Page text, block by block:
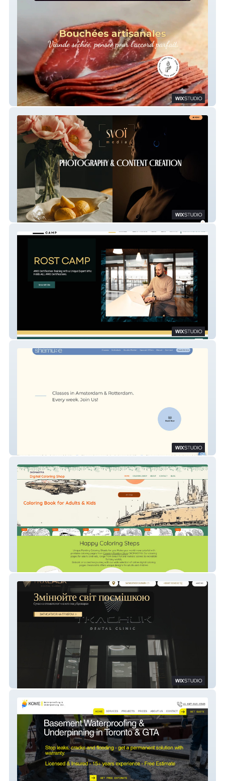
Bastu
Svoi Media
Rost Camp
Digital Coloring Shop OKOMASTRA
Tkachuk Dental Clinic